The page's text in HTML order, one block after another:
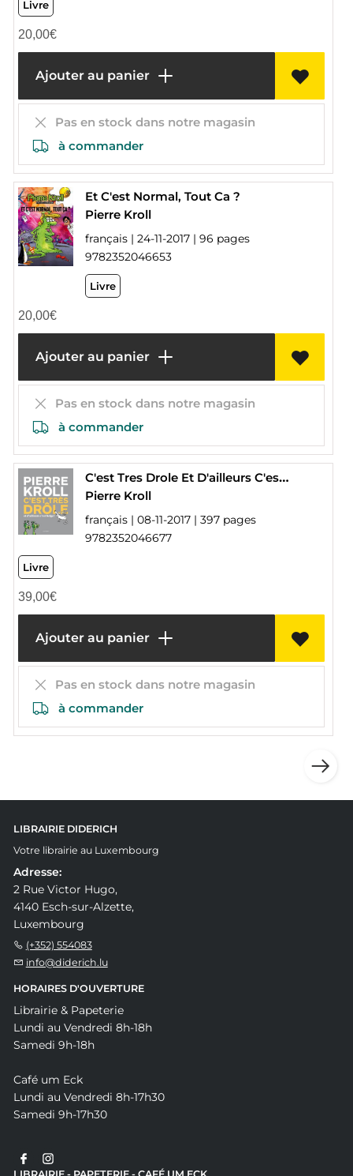
Livre
20,00€
Ajouter au panier
Pas en stock dans notre magasin
à commander
Et C'est Normal, Tout Ca ?
Pierre Kroll
français | 24-11-2017 | 96 pages
9782352046653
Livre
20,00€
Ajouter au panier
Pas en stock dans notre magasin
à commander
C'est Tres Drole Et D'ailleurs C'est Belge
Pierre Kroll
français | 08-11-2017 | 397 pages
9782352046677
Livre
39,00€
Ajouter au panier
Pas en stock dans notre magasin
à commander
LIBRAIRIE DIDERICH
Votre librairie au Luxembourg
Adresse:
2 Rue Victor Hugo,
4140 Esch-sur-Alzette,
Luxembourg
(+352) 554083
info@diderich.lu
HORAIRES D'OUVERTURE
Librairie & Papeterie
Lundi au Vendredi 8h-18h
Samedi 9h-18h
Café um Eck
Lundi au Vendredi 8h-17h30
Samedi 9h-17h30